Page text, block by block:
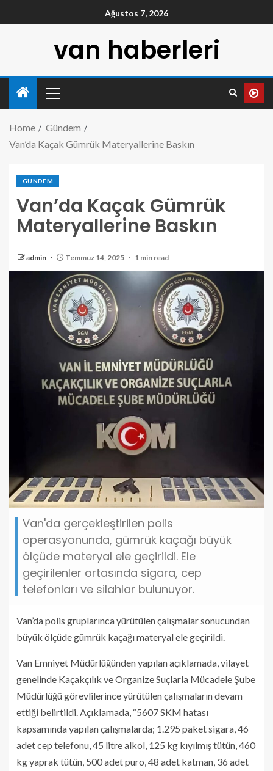
Ağustos 7, 2026
van haberleri
Home
Gündem
Van’da Kaçak Gümrük Materyallerine Baskın
GÜNDEM
Van’da Kaçak Gümrük
Materyallerine Baskın
admin Temmuz 14, 2025 1 min read
Van'da gerçekleştirilen polis
operasyonunda, gümrük kaçağı büyük
ölçüde materyal ele geçirildi. Ele
geçirilenler ortasında sigara, cep
telefonları ve silahlar bulunuyor.
Van’da polis gruplarınca yürütülen çalışmalar sonucundan
büyük ölçüde gümrük kaçağı materyal ele geçirildi.
Van Emniyet Müdürlüğünden yapılan açıklamada, vilayet
genelinde Kaçakçılık ve Organize Suçlarla Mücadele Şube
Müdürlüğü görevlilerince yürütülen çalışmaların devam
ettiği belirtildi. Açıklamada, “5607 SKM hatası
kapsamında yapılan çalışmalarda; 1.295 paket sigara, 46
adet cep telefonu, 45 litre alkol, 125 kg kıyılmış tütün, 460
kg yaprak tütün, 500 adet puro, 48 adet katman, 36 adet